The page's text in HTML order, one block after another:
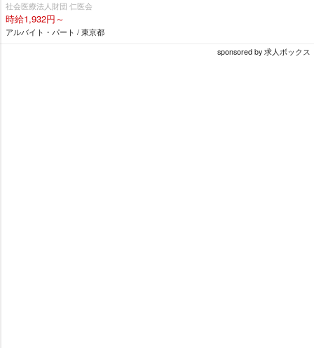
社会医療法人財団 仁医会
時給1,932円～
アルバイト・パート / 東京都
sponsored by 求人ボックス